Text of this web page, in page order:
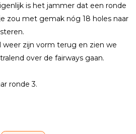
is het jammer dat een ronde
zou met gemak nóg 18 holes naar
weer zijn vorm terug en zien we
over de fairways gaan.
ronde 3.